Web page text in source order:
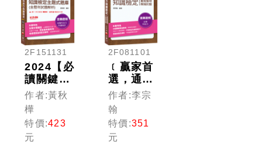
2F151131
2024【必
讀關鍵全
在這一
本】金融
科技力知
識檢定主
題式題庫
作者:黃秋
樺
特價:423
元
2F081101
﹝贏家首
選，通關
必備！﹞
金融科技
力知識檢
定(重點
整理+模
作者:李宗
翰
特價:351
元